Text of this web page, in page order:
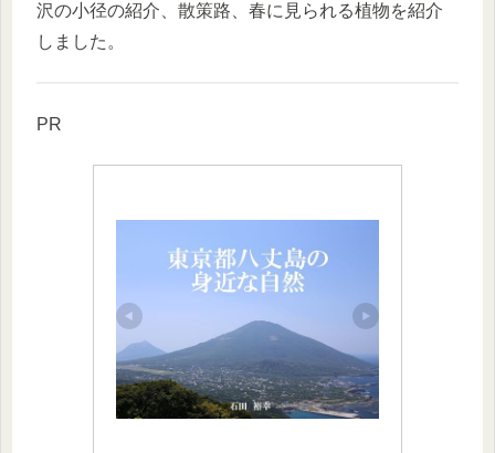
沢の小径の紹介、散策路、春に見られる植物を紹介
しました。
PR